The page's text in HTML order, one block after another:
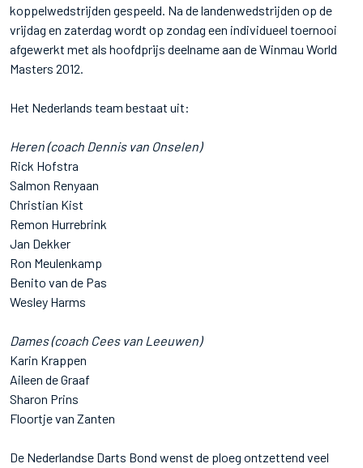
koppelwedstrijden gespeeld. Na de landenwedstrijden op de
vrijdag en zaterdag wordt op zondag een individueel toernooi
afgewerkt met als hoofdprijs deelname aan de Winmau World
Masters 2012.
Het Nederlands team bestaat uit:
Heren (coach Dennis van Onselen)
Rick Hofstra
Salmon Renyaan
Christian Kist
Remon Hurrebrink
Jan Dekker
Ron Meulenkamp
Benito van de Pas
Wesley Harms
Dames (coach Cees van Leeuwen)
Karin Krappen
Aileen de Graaf
Sharon Prins
Floortje van Zanten
De Nederlandse Darts Bond wenst de ploeg ontzettend veel